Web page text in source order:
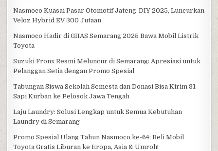
Nasmoco Kuasai Pasar Otomotif Jateng-DIY 2025, Luncurkan
Veloz Hybrid EV 300 Jutaan
Nasmoco Hadir di GIIAS Semarang 2025 Bawa Mobil Listrik
Toyota
Suzuki Fronx Resmi Meluncur di Semarang: Apresiasi untuk
Pelanggan Setia dengan Promo Spesial
Tabungan Siswa Sekolah Semesta dan Donasi Bisa Kirim 81
Sapi Kurban ke Pelosok Jawa Tengah
Laju Laundry: Solusi Lengkap untuk Semua Kebutuhan
Laundry di Semarang
Promo Spesial Ulang Tahun Nasmoco ke-64: Beli Mobil
Toyota Gratis Liburan ke Eropa, Asia & Umroh!